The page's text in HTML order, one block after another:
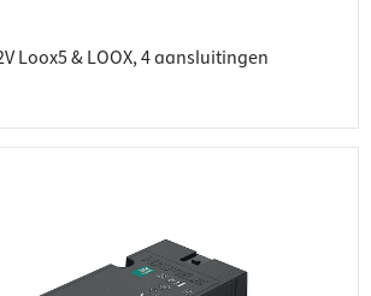
Loox5 & LOOX, 4 aansluitingen